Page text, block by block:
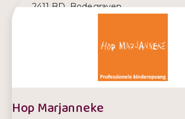
2411 BD, Bodegraven
Hop Marjanneke